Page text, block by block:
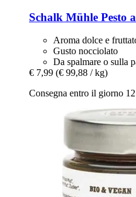
Schalk Mühle Pesto
Aroma dolce e
Gusto nocciolato
Da spalmare o sulla
€ 7,99 (€ 99,88 / kg)
Consegna entro il giorno